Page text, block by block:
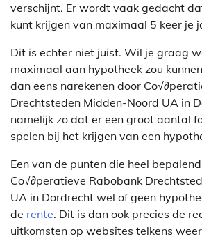
verschijnt. Er wordt vaak gedacht
kunt krijgen van maximaal 5 keer je
Dit is echter niet juist. Wil je graag
maximaal aan hypotheek zou
dan eens narekenen door
Drechtsteden Midden-Noord UA in
namelijk zo dat er een groot aantal
spelen bij het krijgen van een
Een van de punten die heel
Co√∂peratieve Rabobank
UA in Dordrecht wel of geen
de rente. Dit is dan ook precies de
uitkomsten op websites telkens